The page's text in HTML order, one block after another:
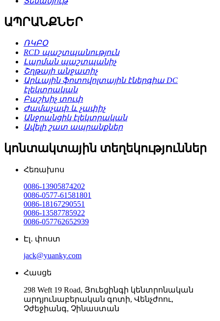
ԱՊՐԱՆՔՆԵՐ
ՌԿԲՕ
RCD պաշտպանություն
Լարման պաշտպանիչ
Շղթայի անջատիչ
Արևային ֆոտովոլտային էներգիա DC
էլեկտրական
Բաշխիչ տուփ
Ժամաչափ և չափիչ
Անջրանցիկ էլեկտրական
Ավելի շատ ապրանքներ
կոնտակտային տեղեկություններ
Հեռախոս
0086-13905874202
0086-0577-61581801
0086-18167290551
0086-13587785922
0086-057762652939
Էլ․ փոստ
jack@yuanky.com
Հասցե
298 Weft 19 Road, Յուեցինգի կենտրոնական
արդյունաբերական գոտի, Վենչժոու,
Չժեջիանգ, Չինաստան